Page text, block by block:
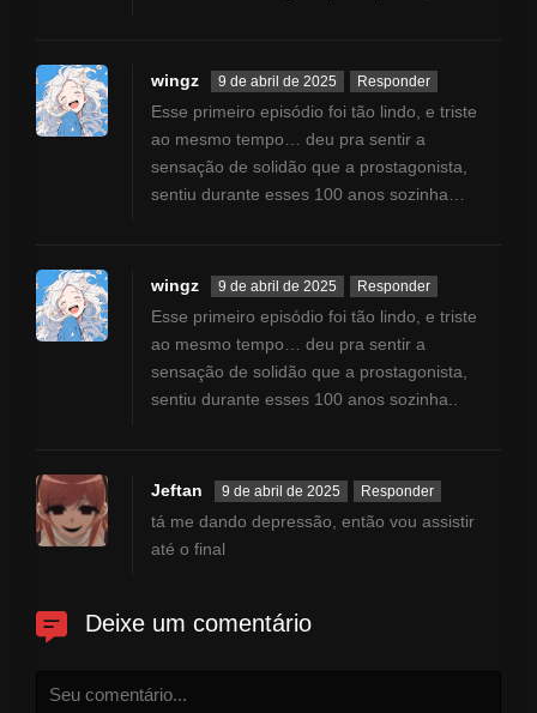
wingz 9 de abril de 2025 Responder
Esse primeiro episódio foi tão lindo, e triste
ao mesmo tempo… deu pra sentir a
sensação de solidão que a prostagonista,
sentiu durante esses 100 anos sozinha…
wingz 9 de abril de 2025 Responder
Esse primeiro episódio foi tão lindo, e triste
ao mesmo tempo… deu pra sentir a
sensação de solidão que a prostagonista,
sentiu durante esses 100 anos sozinha..
Jeftan 9 de abril de 2025 Responder
tá me dando depressão, então vou assistir
até o final
Deixe um comentário